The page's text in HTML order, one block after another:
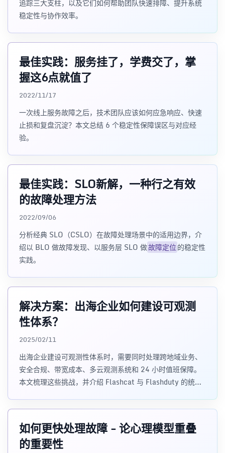
追踪三大支柱，以及它们如何帮助团队快速排障、提升系统
稳定性与协作效率。
最佳实践：服务挂了，学费交了，掌
握这6点就值了
2022/11/17
一次线上服务故障之后，技术团队应该如何应急响应、快速
止损和复盘沉淀？本文总结 6 个稳定性保障误区与对应经
验。
最佳实践：SLO新解，一种行之有效
的故障处理方法
2022/09/06
分析经典 SLO（CSLO）在故障处理场景中的适用边界，介
绍以 BLO 做故障发现、以服务层 SLO 做故障定位的稳定性
实践。
解决方案：出海企业如何建设可观测
性体系？
2025/02/11
出海企业建设可观测性体系时，需要同时处理跨地域业务、
安全合规、带宽成本、多云观测系统和 24 小时值班保障。
本文梳理这些挑战，并介绍 Flashcat 与 Flashduty 的统一
如何更快处理故障 - 论心理模型重叠
的重要性